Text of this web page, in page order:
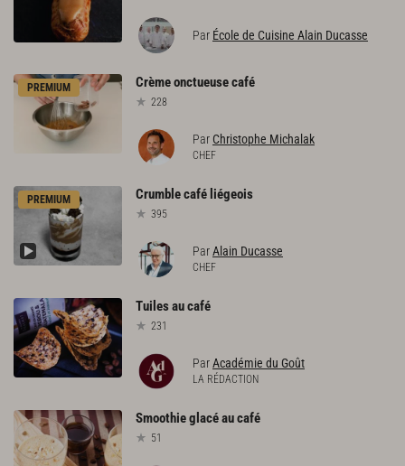
Par École de Cuisine Alain Ducasse
PREMIUM Crèmeonctueusecafé
228
Par Christophe Michalak
CHEF
PREMIUM Crumblecafé liégeois
395
ParAlain Ducasse
CHEF
Tuilesaucafé
231
ParAcadémie du Goût
LA RÉDACTION
Smoothieglacéaucafé
51